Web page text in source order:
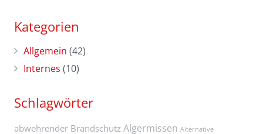
Kategorien
Allgemein (42)
Internes (10)
Schlagwörter
abwehrender Brandschutz Algermissen Alternative